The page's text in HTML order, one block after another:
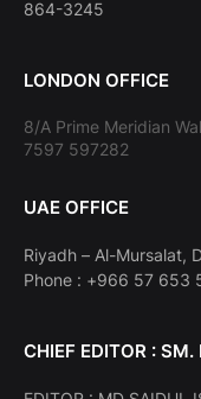
864-3245
LONDON OFFICE
8/A Prime Meridian
7597 597282
UAE OFFICE
Riyadh – Al-Mursalat,
Phone : +966 57 653
CHIEF EDITOR :